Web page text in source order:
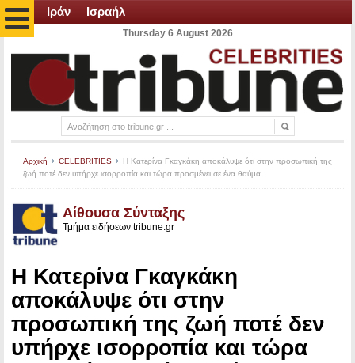
Ιράν Ισραήλ
Thursday 6 August 2026
Αρχική CELEBRITIES
Η Κατερίνα Γκαγκάκη αποκάλυψε ότι στην προσωπική της
ζωή ποτέ δεν υπήρχε ισορροπία και τώρα προσμένει σε ένα θαύμα
Αίθουσα Σύνταξης
Τμήμα ειδήσεων tribune.gr
Η Κατερίνα Γκαγκάκη
αποκάλυψε ότι στην
προσωπική της ζωή ποτέ δεν
υπήρχε ισορροπία και τώρα